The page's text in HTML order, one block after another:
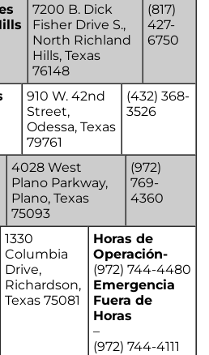
7200 B. Dick
Fisher Drive S.,
North Richland
Hills, Texas
76148
(817)
427-
6750
910 W. 42nd
Street,
Odessa, Texas
79761
(432) 368-
3526
4028 West
Plano Parkway,
Plano, Texas
75093
(972)
769-
4360
1330
Columbia
Drive,
Richardson,
Texas 75081
Horas de
Operación-
(972) 744-4480
Emergencia
Fuera de
Horas
–
(972) 744-4111